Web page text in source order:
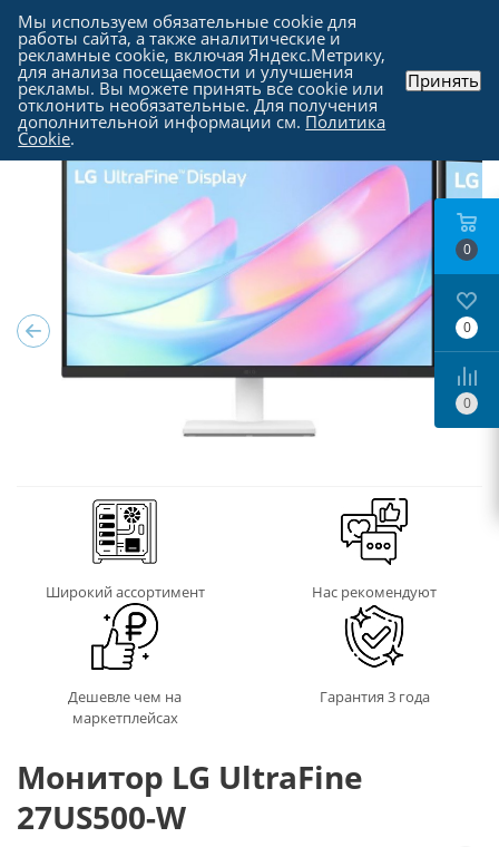
Каталог - Мониторы
Широкий ассортимент Нас рекомендуют
Дешевле чем на
маркетплейсах
Гарантия 3 года
Монитор LG UltraFine
27US500-W
0
0
0
Мы используем обязательные cookie для
работы сайта, а также аналитические и
рекламные cookie, включая Яндекс.Метрику,
для анализа посещаемости и улучшения
рекламы. Вы можете принять все cookie или
отклонить необязательные. Для получения
дополнительной информации см. Политика
Cookie.
Принять